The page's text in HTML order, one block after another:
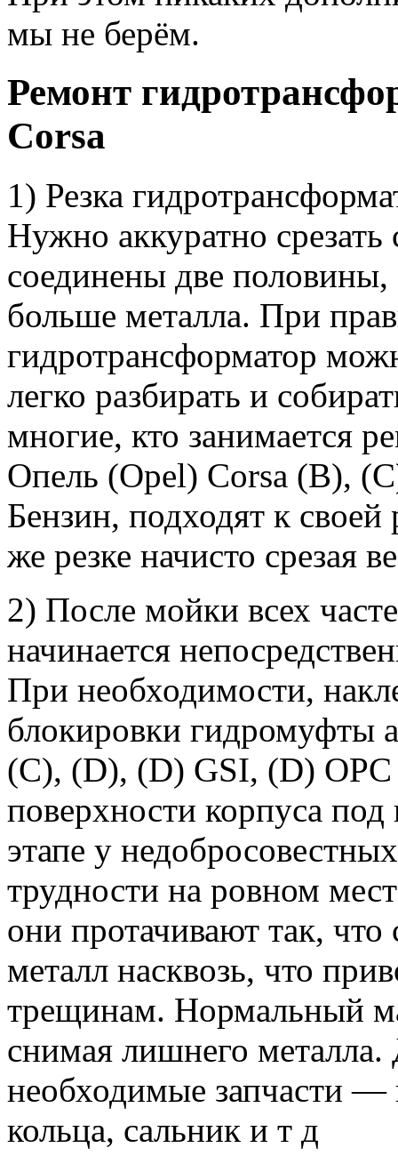
мы не берём.
Ремонт
Corsa
1) Резка
Нужно аккуратно
соединены две половины,
больше металла. При
гидротрансформатор
легко разбирать и
многие, кто занимается
Опель (Opel) Corsa (B),
Бензин, подходят к
же резке начисто срезая
2) После мойки всех
начинается
При необходимости,
блокировки гидромуфты
(C), (D), (D) GSI, (D) OPC
поверхности корпуса
этапе у
трудности на ровном
они протачивают так,
металл насквозь, что
трещинам. Нормальный
снимая лишнего металла.
необходимые запчасти
кольца, сальник и т д